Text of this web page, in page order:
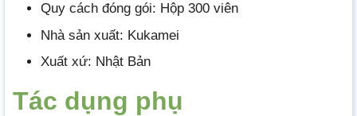
Quy cách đóng gói: Hộp 300 viên
Nhà sản xuất: Kukamei
Xuất xứ: Nhật Bản
Tác dụng phụ